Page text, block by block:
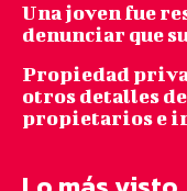
Una joven fue
denunciar que
Propiedad
otros detalles
propietarios e